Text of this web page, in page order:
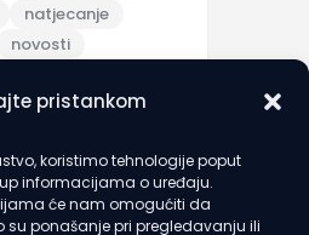
pristankom
koristimo tehnologije poput
informacijama o uređaju.
će nam omogućiti da
su ponašanje pri pregledavanju ili
natjecanje
novosti
scores
u7
u9
članarine